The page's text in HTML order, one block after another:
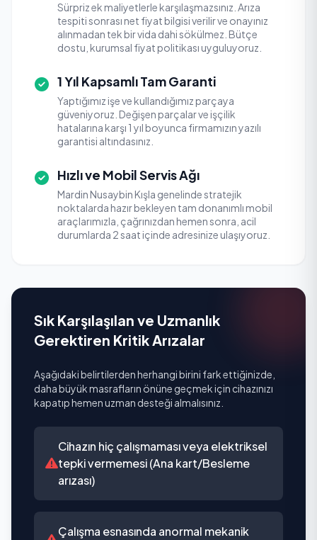
Sürpriz ek maliyetlerle karşılaşmazsınız. Arıza
tespiti sonrası net fiyat bilgisi verilir ve onayınız
alınmadan tek bir vida dahi sökülmez. Bütçe
dostu, kurumsal fiyat politikası uyguluyoruz.
1 Yıl Kapsamlı Tam Garanti
Yaptığımız işe ve kullandığımız parçaya
güveniyoruz. Değişen parçalar ve işçilik
hatalarına karşı 1 yıl boyunca firmamızın yazılı
garantisi altındasınız.
Hızlı ve Mobil Servis Ağı
Mardin Nusaybin Kışla genelinde stratejik
noktalarda hazır bekleyen tam donanımlı mobil
araçlarımızla, çağrınızdan hemen sonra, acil
durumlarda 2 saat içinde adresinize ulaşıyoruz.
Sık Karşılaşılan ve Uzmanlık
Gerektiren Kritik Arızalar
Aşağıdaki belirtilerden herhangi birini fark ettiğinizde,
daha büyük masrafların önüne geçmek için cihazınızı
kapatıp hemen uzman desteği almalısınız.
Cihazın hiç çalışmaması veya elektriksel
tepki vermemesi (Ana kart/Besleme
arızası)
Çalışma esnasında anormal mekanik